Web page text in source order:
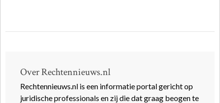
Over Rechtennieuws.nl
Rechtennieuws.nl is een informatie portal gericht op
juridische professionals en zij die dat graag beogen te